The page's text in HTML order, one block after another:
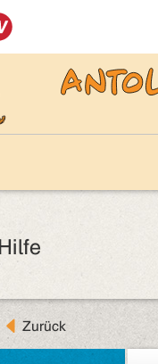
Hilfe
Zurück